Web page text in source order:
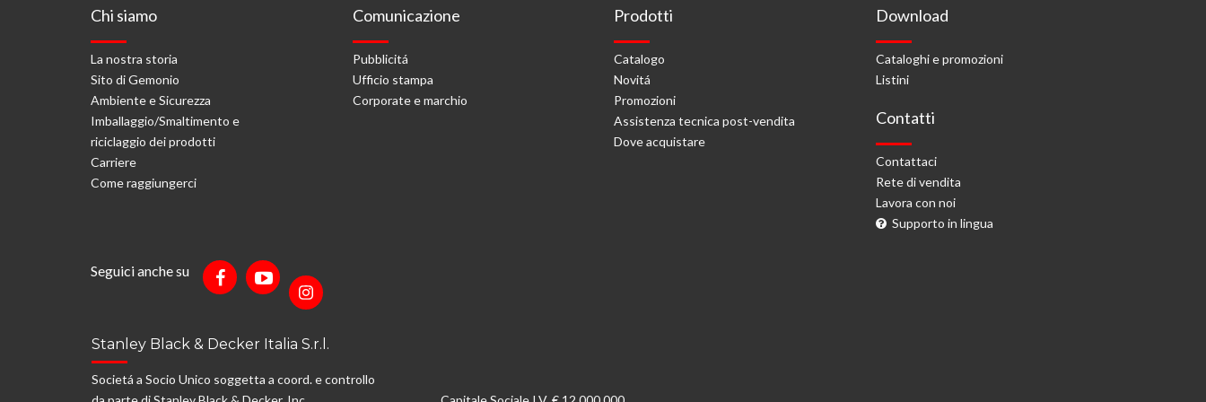
Chi siamo
La nostra storia
Sito di Gemonio
Ambiente e Sicurezza
Imballaggio/Smaltimento e
riciclaggio dei prodotti
Carriere
Come raggiungerci
Comunicazione
Pubblicitá
Ufficio stampa
Corporate e marchio
Prodotti
Catalogo
Novitá
Promozioni
Assistenza tecnica post-vendita
Dove acquistare
Download
Cataloghi e promozioni
Listini
Contatti
Contattaci
Rete di vendita
Lavora con noi
Supporto in lingua
Seguici anche su
Stanley Black & Decker Italia S.r.l.
Societá a Socio Unico soggetta a coord. e controllo